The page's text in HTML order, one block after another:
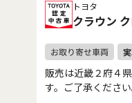
トヨタ
クラウン
販売は近畿２府４
す。ご了承ください